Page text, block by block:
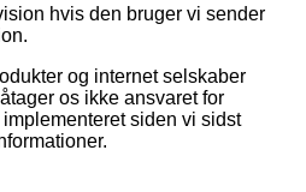
hvis den bruger vi sender
og internet selskaber
os ikke ansvaret for
siden vi sidst